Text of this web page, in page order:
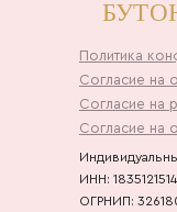
Политика
Согласие на
Согласие на
Согласие на
ИНН:
ОГРНИП: